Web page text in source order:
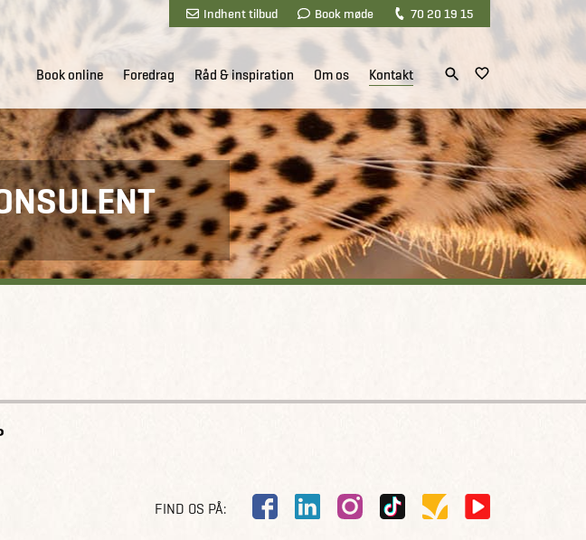
Indhent tilbud Book møde 70 20 19 15
Book online Foredrag Råd & inspiration Om os Kontakt
FIND OS PÅ: